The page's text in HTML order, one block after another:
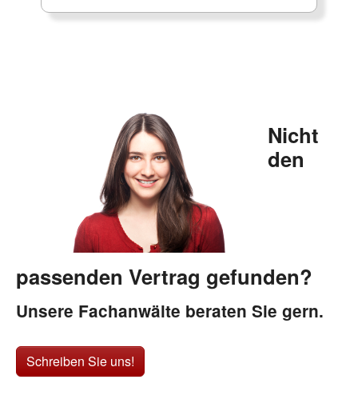
Nicht
den
passenden Vertrag gefunden?
Unsere Fachanwälte beraten Sie gern.
Schreiben Sie uns!